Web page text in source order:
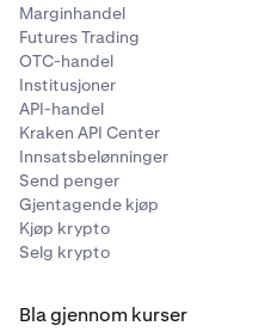
Marginhandel
Futures Trading
OTC-handel
Institusjoner
API-handel
Kraken API Center
Innsatsbelønninger
Send penger
Gjentagende kjøp
Kjøp krypto
Selg krypto
Bla gjennom kurser